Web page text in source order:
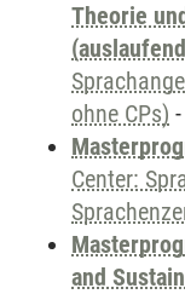
Theorie
ohne CPs) -
Center:
and